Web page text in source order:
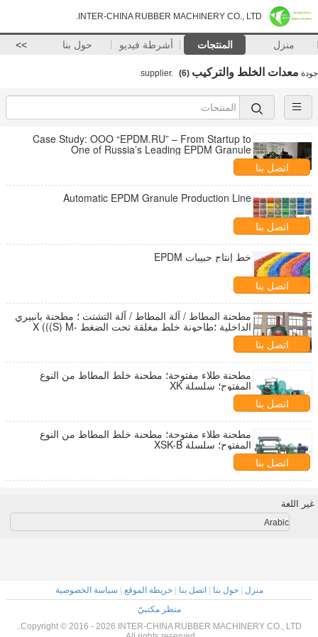
INTER-CHINA RUBBER MACHINERY CO., LTD.
منزل المنتجات أشرطة فيديو حول بنا >>
جودة معدات الخلط والتركيب (6)
Case Study: OOO “EPDM.RU” – From Startup to
One of Russia’s Leading EPDM Granule
Manufacturers
اتصل بنا
Automatic EPDM Granule Production Line
اتصل بنا
خط إنتاج حبيبات EPDM
اتصل بنا
مطحنة المطاط / آلة المطاط / آلة التشتت ؛ مطحنة بانبيري
الداخلية ؛طاحونة خلط مغلقة تحت الضغط X (((S) M-
Series
اتصل بنا
مطحنة طلاء مفتوحة؛ مطحنة خلط المطاط من النوع
المفتوح؛ سلسلة XK
اتصل بنا
مطحنة طلاء مفتوحة؛ مطحنة خلط المطاط من النوع
المفتوح؛ سلسلة XSK-B
اتصل بنا
غير اللغة
Arabic
منزل |حول بنا اتصل بنا |خريطة الموقع
سياسة الخصوصية
منظر مكتبيّ
Copyright © 2016 - 2026 INTER-CHINA RUBBER MACHINERY CO., LTD..